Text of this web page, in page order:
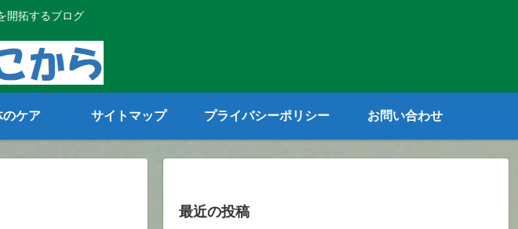
開拓するブログ
のケア サイトマップ プライバシーポリシー お問い合わせ
最近の投稿